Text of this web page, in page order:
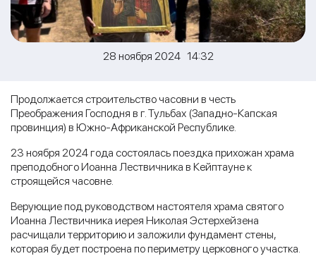
28 ноября 2024 14:32
Продолжается строительство часовни в честь
Преображения Господня в г. Тульбах (Западно-Капская
провинция) в Южно-Африканской Республике.
23 ноября 2024 года состоялась поездка прихожан храма
преподобного Иоанна Лествичника в Кейптауне к
строящейся часовне.
Верующие под руководством настоятеля храма святого
Иоанна Лествичника иерея Николая Эстерхейзена
расчищали территорию и заложили фундамент стены,
которая будет построена по периметру церковного участка.